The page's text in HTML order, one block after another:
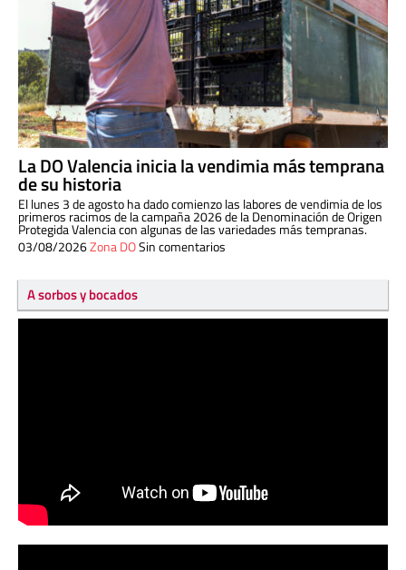
La DO Valencia inicia la vendimia más temprana
de su historia
El lunes 3 de agosto ha dado comienzo las labores de vendimia de los
primeros racimos de la campaña 2026 de la Denominación de Origen
Protegida Valencia con algunas de las variedades más tempranas.
03/08/2026Zona DOSin comentarios
A sorbos y bocados